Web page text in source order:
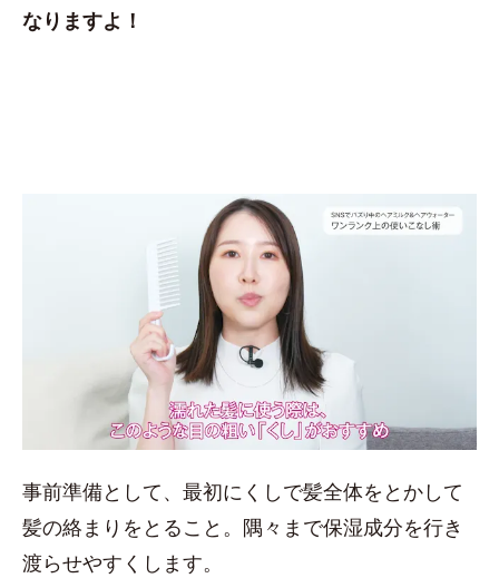
なりますよ！
事前準備として、最初にくしで髪全体をとかして
髪の絡まりをとること。隅々まで保湿成分を行き
渡らせやすくします。